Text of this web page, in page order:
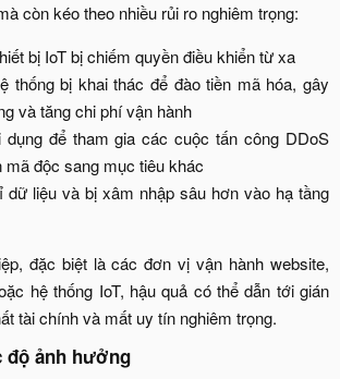
còn kéo theo nhiều rủi ro nghiêm trọng:​
bị IoT bị chiếm quyền điều khiển từ xa​
thống bị khai thác để đào tiền mã hóa, gây
và tăng chi phí vận hành​
dụng để tham gia các cuộc tấn công DDoS
mã độc sang mục tiêu khác​
dữ liệu và bị xâm nhập sâu hơn vào hạ tầng
đặc biệt là các đơn vị vận hành website,
hệ thống IoT, hậu quả có thể dẫn tới gián
tài chính và mất uy tín nghiêm trọng.​
độ ảnh hưởng​